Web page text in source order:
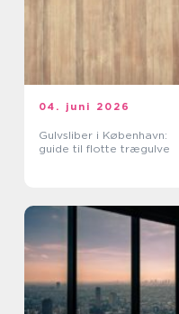
04. juni 2026
Gulvsliber i København:
guide til flotte trægulve